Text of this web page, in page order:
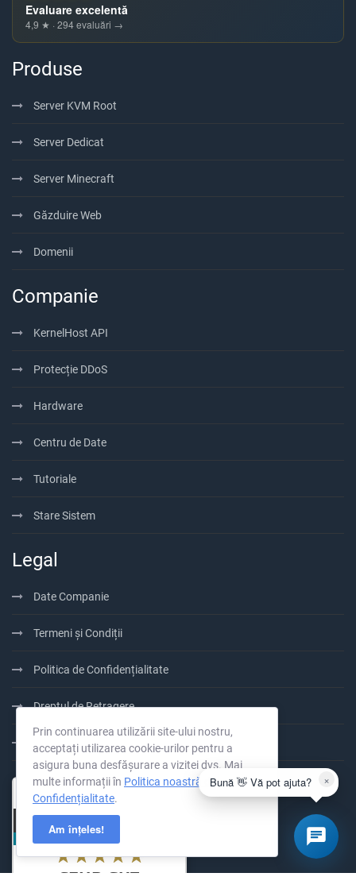
Evaluare excelentă
4,9 ★ · 294 evaluări →
Produse
Server KVM Root
Server Dedicat
Server Minecraft
Găzduire Web
Domenii
Companie
KernelHost API
Protecție DDoS
Hardware
Centru de Date
Tutoriale
Stare Sistem
Legal
Date Companie
Termeni și Condiții
Politica de Confidențialitate
Dreptul de Retragere
100% Preplătit
Prin continuarea utilizării site-ului nostru,
acceptați utilizarea cookie-urilor pentru a
asigura buna desfășurare a vizitei dvs. Mai
multe informații în Politica noastră de
Confidențialitate.
Am înțeles!
×
Bună 👋 Vă pot ajuta?